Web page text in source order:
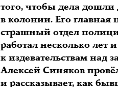
того, чтобы дела дошли
в колонии. Его
страшный отдел
работал несколько лет
к издевательствам над
Алексей Синяков
и рассказывает, как